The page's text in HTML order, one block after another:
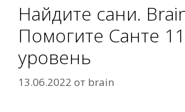
Найдите сани.
Помогите Санте 11
уровень
13.06.2022 от brain